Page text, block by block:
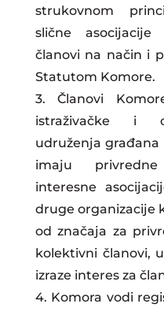
strukovnom
slične
članovi na način i
Statutom Komore.
3. Članovi
istraživačke i
udruženja
imaju
interesne
druge organizacije
od značaja za
kolektivni članovi,
izraze interes za
4. Komora vodi